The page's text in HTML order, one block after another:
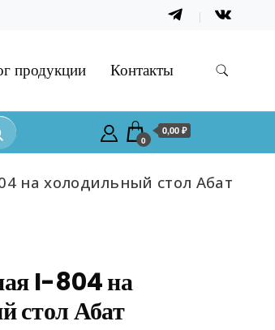
продукции Контакты
0
0,00 ₽
на холодильный стол Абат
I-804 на
стол Абат